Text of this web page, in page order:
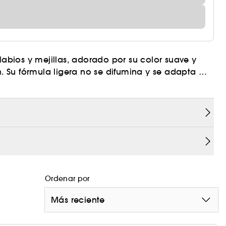
y mejillas, adorado por su color suave y
fórmula ligera no se difumina y se adapta a
permanece inalterable durante todo el día.
aún más posibilidades de conseguir el look
Ordenar por
Más reciente